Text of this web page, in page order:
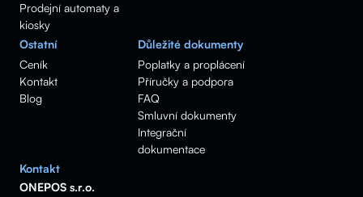
Prodejní automaty a
kiosky
Ostatní
Ceník
Kontakt
Blog
Důležité dokumenty
Poplatky a proplácení
Příručky a podpora
FAQ
Smluvní dokumenty
Integrační
dokumentace
Kontakt
ONEPOS s.r.o.